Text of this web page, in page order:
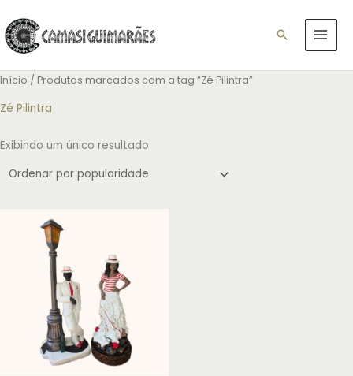
para
conteúdo
Pesquisar
Início / Produtos marcados com a tag “Zé Pilintra”
Zé Pilintra
Exibindo um único resultado